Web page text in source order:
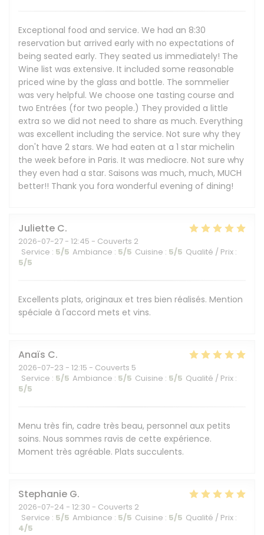
Exceptional food and service. We had an 8:30
reservation but arrived early with no expectations of
being seated early. They seated us immediately! The
Wine list was extensive. It included some reasonable
priced wine by the glass and bottle. The sommelier
was very helpful. We choose one tasting course and
two Entrées (for two people.) They provided a little
extra so we did not need to share as much. Everything
was excellent including the service. Not sure why they
don't have 2 stars. We had eaten at a 1 star michelin
the week before in Paris. It was mediocre. Not sure why
they even had a star. Saisons was much, much, MUCH
better!! Thank you fora wonderful evening of dining!
Juliette C
2026-07-27 - 12:45 - Couverts 2
Service : 5/5 Ambiance : 5/5 Cuisine : 5/5 Qualité / Prix :
5/5
Excellents plats, originaux et tres bien réalisés. Mention
spéciale à l'accord mets et vins.
Anaïs C
2026-07-23 - 12:15 - Couverts 5
Service : 5/5 Ambiance : 5/5 Cuisine : 5/5 Qualité / Prix :
5/5
Menu très fin, cadre très beau, personnel aux petits
soins. Nous sommes ravis de cette expérience.
Moment très agréable. Plats succulents.
Stephanie G
2026-07-24 - 12:30 - Couverts 2
Service : 5/5 Ambiance : 5/5 Cuisine : 5/5 Qualité / Prix :
4/5